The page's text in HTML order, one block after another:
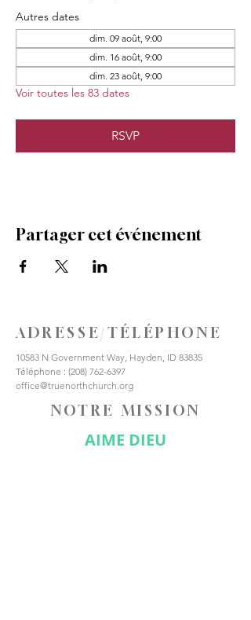
Autres dates
dim. 09 août, 9:00
dim. 16 août, 9:00
dim. 23 août, 9:00
Voir toutes les 83 dates
RSVP
Partager cet événement
ADRESSE/TÉLÉPHONE
10583 N Government Way, Hayden, ID 83835
Téléphone : (208) 762-6397
office@truenorthchurch.org
NOTRE MISSION
AIME DIEU